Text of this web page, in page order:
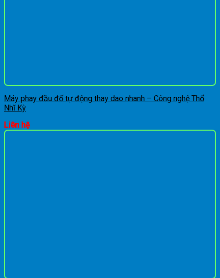
Máy phay đầu đố tự động thay dao nhanh – Công nghệ Thổ
Nhĩ Kỳ
Liên hệ